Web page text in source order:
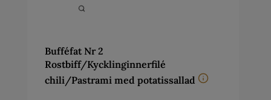
Bufféfat Nr 2
Rostbiff/Kycklinginnerfilé
chili/Pastrami med potatissallad